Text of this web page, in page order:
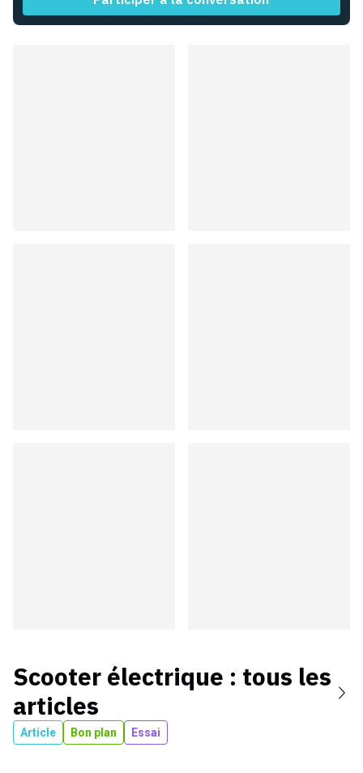
Scooter électrique : tous les
articles
Article Bon plan Essai